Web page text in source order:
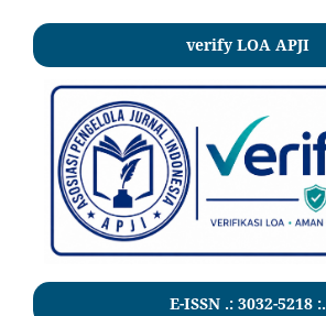
verify LOA APJI
E-ISSN .: 3032-5218:.